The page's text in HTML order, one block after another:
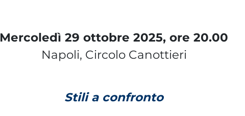
Mercoledì 29 ottobre 2025, ore 20.00
Napoli, Circolo Canottieri
Stili a confronto